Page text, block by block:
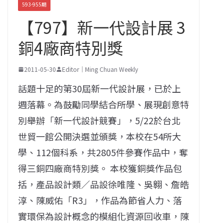
593-955期
【797】新一代設計展 3
銅4廠商特別獎
2011-05-30 Editor｜Ming Chuan Weekly
話題十足的第30屆新一代設計展，已於上
週落幕。為鼓勵同學結合所學、展現創意特
別舉辦「新一代設計競賽」，5/22於台北
世貿一館公開決選並頒獎，本校在54所大
學、112個科系，共2805件參賽作品中，奪
得三銅四廠商特別獎。 本校獲銅獎作品包
括，產品設計類／品設徐唯隆、吳翱、詹皓
淳、陳威佑「R3」，作品為節省人力、落
實環保為設計概念的模組化資源回收車，陳